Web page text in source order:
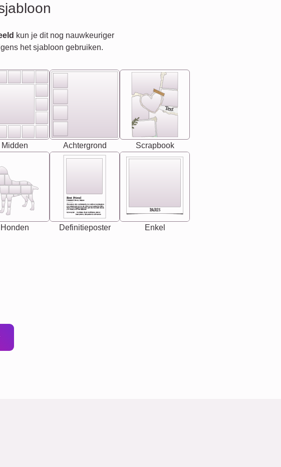
kun je dit nog nauwkeuriger
het sjabloon gebruiken.
Midden Achtergrond
Text
Scrapbook
Honden
Best Friend
[<NAME>] Noun, feminie
Synonyms: Soulmate, closet confidante, sister at
heart person, life partner in adventure.
The person who understands you without explanation
you accepts just as you are. She's your partner in life's,
chaos your biggest supporter, and the one with whom
you share your best memories.
Definitieposter
PARIS
Enkel